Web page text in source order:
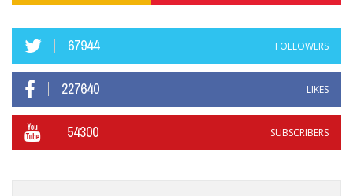
67944 FOLLOWERS
227640 LIKES
54300 SUBSCRIBERS